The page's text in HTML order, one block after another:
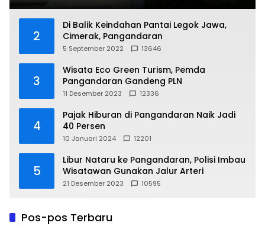
2
Di Balik Keindahan Pantai Legok Jawa,
Cimerak, Pangandaran
5 September 2022 13646
3
Wisata Eco Green Turism, Pemda
Pangandaran Gandeng PLN
11 Desember 2023 12336
4
Pajak Hiburan di Pangandaran Naik Jadi
40 Persen
10 Januari 2024 12201
5
Libur Nataru ke Pangandaran, Polisi Imbau
Wisatawan Gunakan Jalur Arteri
21 Desember 2023 10595
Pos-pos Terbaru